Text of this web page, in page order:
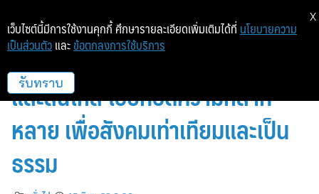
เข้าใจ Queer อัตลักษณ์ที่เปิดกว้าง
และลื่นไหล โอบกอดความหลาก
หลาย เพื่อสังคมเท่าเทียมและเป็น
ธรรม
เว็บไซต์นี้มีการใช้งานคุกกี้ ศึกษารายละเอียดเพิ่มเติมได้ที่ นโยบายความ
เป็นส่วนตัว และ ข้อตกลงการใช้บริการ
รับทราบ
X